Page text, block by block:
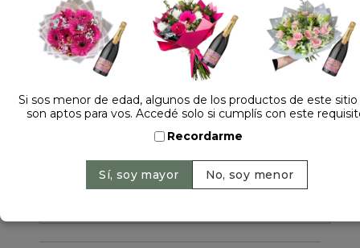
Dejá tu opinión
NOMBRE
Si sos menor de edad, algunos de los productos de este
son aptos para vos. Accedé solo si cumplís con este
Recordarme